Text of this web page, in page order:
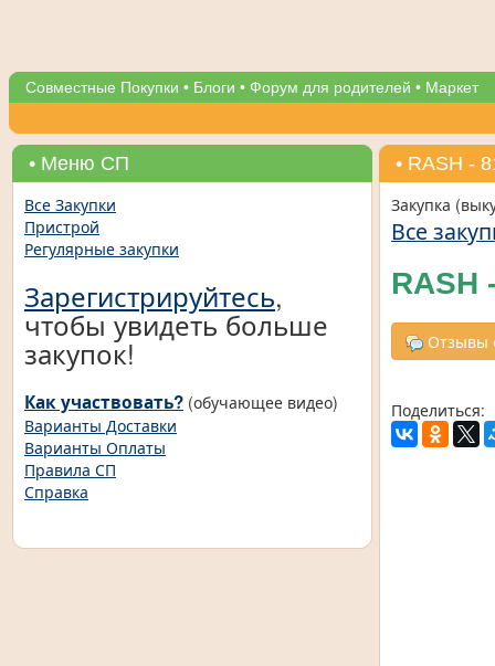
Совместные Покупки • Блоги • Форум для родителей • Маркет
• Меню СП
Все Закупки
Пристрой
Регулярные закупки
Зарегистрируйтесь,
чтобы увидеть больше
закупок!
Как участвовать? (обучающее видео)
Варианты Доставки
Варианты Оплаты
Правила СП
Справка
• RASH -
Закупка
Все
RASH
Отзывы
Поделиться: